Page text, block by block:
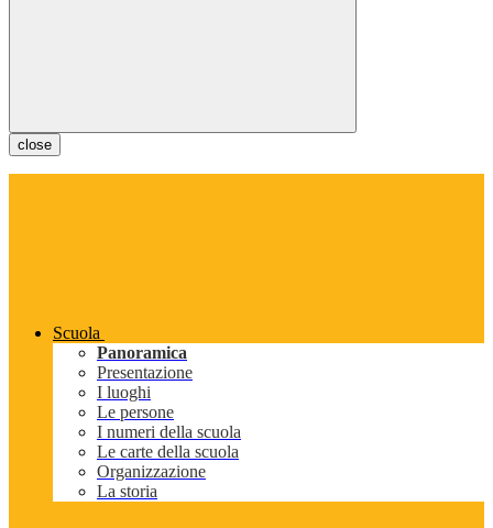
close
Scuola
Panoramica
Presentazione
I luoghi
Le persone
I numeri della scuola
Le carte della scuola
Organizzazione
La storia